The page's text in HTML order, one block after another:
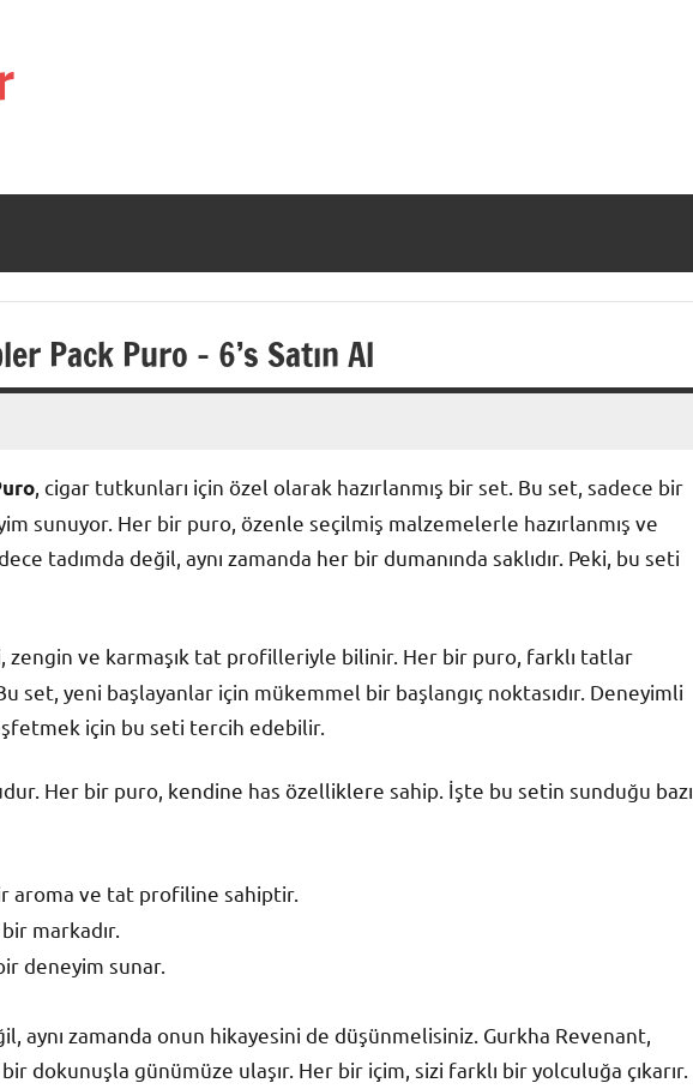
Pack Puro – 6’s Satın Al
, cigar tutkunları için özel olarak hazırlanmış bir set. Bu set, sadece bir
sunuyor. Her bir puro, özenle seçilmiş malzemelerle hazırlanmış ve
tadımda değil, aynı zamanda her bir dumanında saklıdır. Peki, bu seti
zengin ve karmaşık tat profilleriyle bilinir. Her bir puro, farklı tatlar
set, yeni başlayanlar için mükemmel bir başlangıç noktasıdır. Deneyimli
için bu seti tercih edebilir.
Her bir puro, kendine has özelliklere sahip. İşte bu setin sunduğu bazı
aroma ve tat profiline sahiptir.
markadır.
deneyim sunar.
aynı zamanda onun hikayesini de düşünmelisiniz. Gurkha Revenant,
dokunuşla günümüze ulaşır. Her bir içim, sizi farklı bir yolculuğa çıkarır.